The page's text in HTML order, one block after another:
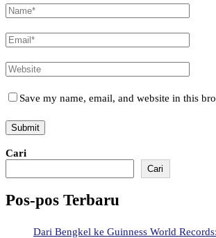
Save my name, email, and website in this
Cari
Cari
Pos-pos Terbaru
Dari Bengkel ke Guinness World